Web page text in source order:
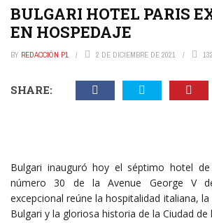
BULGARI HOTEL PARIS
EN HOSPEDAJE
BY REDACCIÓN P1 2 DE DICIEMBRE DE 2021
SHARE:
Bulgari inauguró hoy el séptimo hotel
número 30 de la Avenue George V
excepcional reúne la hospitalidad italiana,
Bulgari y la gloriosa historia de la Ciudad de